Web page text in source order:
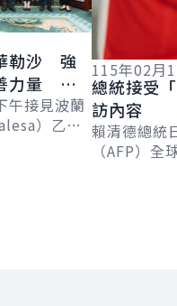
勒沙 強
力量 成
者
午接見波蘭
）乙
115年02月
總統接受
訪內容
賴清德總統
（AFP）